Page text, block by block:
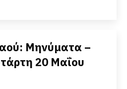
Μηνύματα –
20 Μαΐου